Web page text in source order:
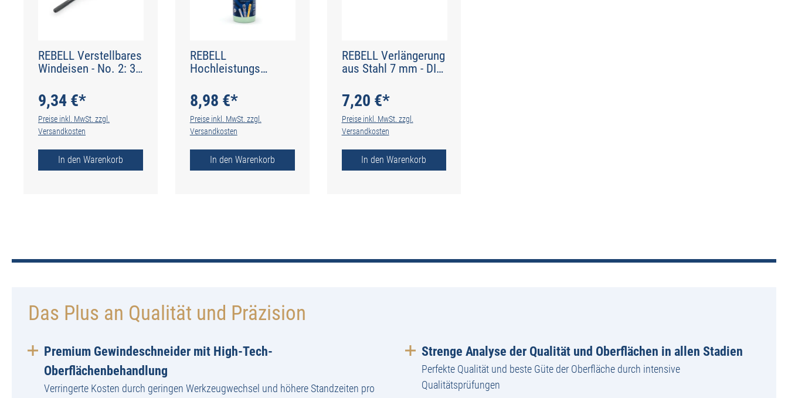
REBELL Verstellbares
Windeisen - No. 2: 3 -
9,34 €*
Preise inkl. MwSt. zzgl.
Versandkosten
In den Warenkorb
REBELL
Hochleistungs
8,98 €*
Preise inkl. MwSt. zzgl.
Versandkosten
In den Warenkorb
REBELL Verlängerung
aus Stahl 7 mm - DIN
7,20 €*
Preise inkl. MwSt. zzgl.
Versandkosten
In den Warenkorb
Das Plus an Qualität und Präzision
Premium Gewindeschneider mit High-Tech-
Oberflächenbehandlung
Verringerte Kosten durch geringen Werkzeugwechsel und höhere Standzeiten pro
Strenge Analyse der Qualität und Oberflächen in allen Stadien
Perfekte Qualität und beste Güte der Oberfläche durch intensive
Qualitätsprüfungen